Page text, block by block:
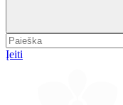
Įeiti